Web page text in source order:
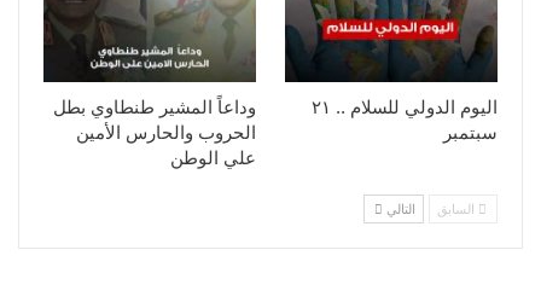
وداعاً المشير طنطاوي بطل
الحروب والحارس الأمين
علي الوطن
اليوم الدولي للسلام .. ٢١
سبتمبر
السابق التالي